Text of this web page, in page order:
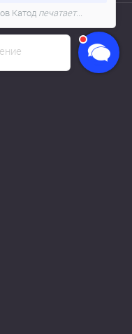
Катод печатает...